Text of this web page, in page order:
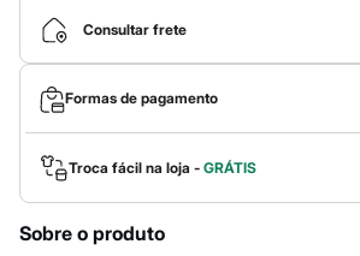
Acessórios
Bolsas
Bonés e Chapéus
Bijoux
Cintos
Óculos
Relógios
Calçados
Botas
Chinelos
Rasteirinhas
Consultar frete
Formas de pagamento
Troca fácil na loja - GRÁTIS
Sobre o produto